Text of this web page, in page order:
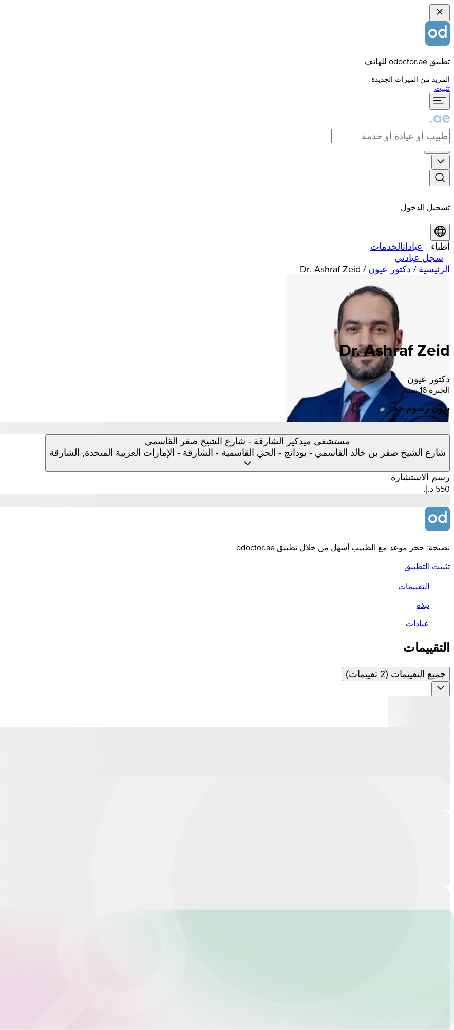
تطبيق odoctor.ae للهاتف
المزيد من الميزات الجديدة
تثبيت
تسجيل الدخول
أطباء عياداتالخدمات
سجل عيادتي
الرئيسية / دكتور عيون /
Dr. Ashraf Zeid
Dr. Ashraf Zeid
دكتور عيون
الخبرة 16 سنة
بدون رسوم حجز
مستشفى ميدكير الشارقة - شارع الشيخ صقر القاسمي
شارع الشيخ صقر بن خالد القاسمي - بودانج - الحي القاسمية - الشارقة - الإمارات العربية المتحدة, الشارقة
رسم الاستشارة
نصيحة: حجز موعد مع الطبيب أسهل من خلال تطبيق odoctor.ae
تثبيت التطبيق
التقييمات
نبذة
عيادات
التقييمات
جميع التقييمات (2 تقييمات)